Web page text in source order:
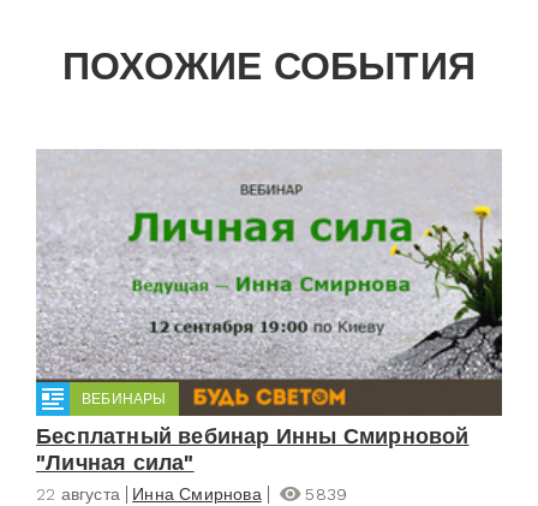
ПОХОЖИЕ СОБЫТИЯ
ВЕБИНАРЫ
Бесплатный вебинар Инны Смирновой
"Личная сила"
22 августа Инна Смирнова
5839